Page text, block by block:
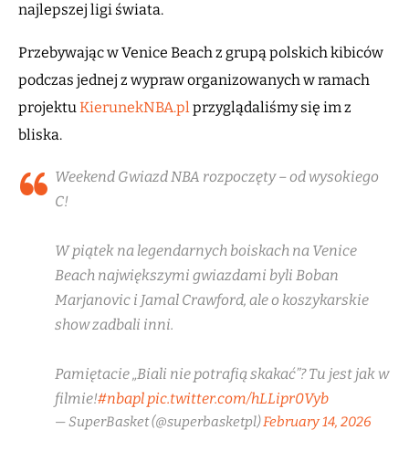
najlepszej ligi świata.
Przebywając w Venice Beach z grupą polskich kibiców
podczas jednej z wypraw organizowanych w ramach
projektuKierunekNBA.plprzyglądaliśmy się im z
bliska.
Weekend Gwiazd NBA rozpoczęty – od wysokiego
C!
W piątek na legendarnych boiskach na Venice
Beach największymi gwiazdami byli Boban
Marjanovic i Jamal Crawford, ale o koszykarskie
show zadbali inni.
Pamiętacie „Biali nie potrafią skakać”? Tu jest jak w
filmie!#nbapl pic.twitter.com/hLLipr0Vyb
— SuperBasket (@superbasketpl)February 14, 2026